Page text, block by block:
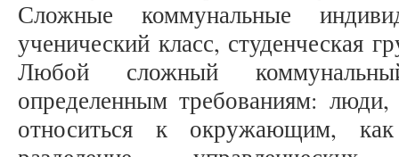
Сложные коммунальные
ученический класс, студенческая
Любой сложный
определенным требованиям:
относиться к окружающим,